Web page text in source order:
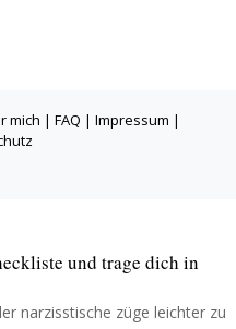
mich |FAQ |Impressum |
und trage dich in